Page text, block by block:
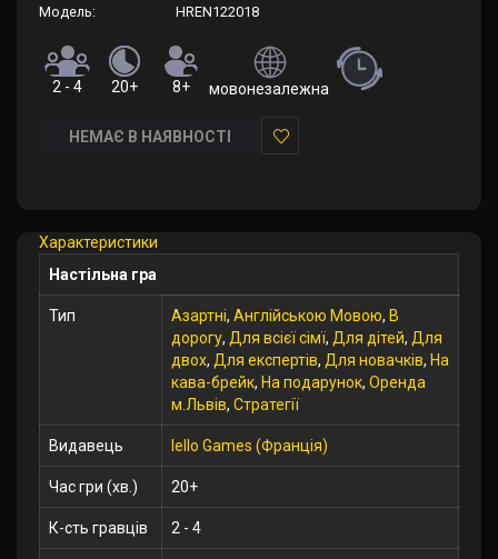
Модель:
HREN122018
2 - 4 20+ 8+ мовонезалежна (правила
НЕМАЄ В НАЯВНОСТІ
Характеристики
Настільна гра
Тип Азартні, Англійською Мовою, В
дорогу, Для всієї сімї, Для дітей, Для
двох, Для експертів, Для новачків, На
кава-брейк, На подарунок, Оренда
м.Львів, Стратегії
Видавець Iello Games (Франція)
Час гри (хв.) 20+
К-сть гравців 2 - 4